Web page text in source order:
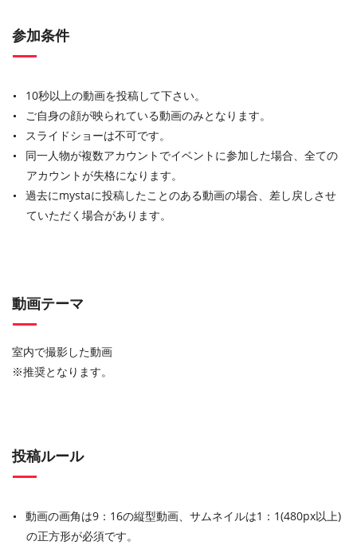
参加条件
10秒以上の動画を投稿して下さい。
ご自身の顔が映られている動画のみとなります。
スライドショーは不可です。
同一人物が複数アカウントでイベントに参加した場合、全ての
アカウントが失格になります。
過去にmystaに投稿したことのある動画の場合、差し戻しさせ
ていただく場合があります。
動画テーマ
室内で撮影した動画
※推奨となります。
投稿ルール
動画の画角は9：16の縦型動画、サムネイルは1：1(480px以上)
の正方形が必須です。